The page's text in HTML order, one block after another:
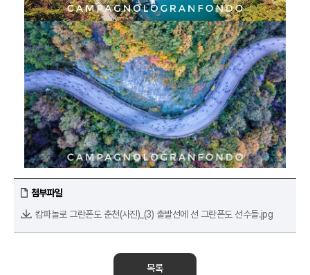
첨부파일
캄파놀로 그란폰도 춘천(사진)_(3) 출발선에 선 그란폰도 선수들.jpg
목록